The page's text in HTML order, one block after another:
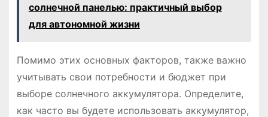
солнечной панелью: практичный выбор
для автономной жизни
Помимо этих основных факторов, также важно
учитывать свои потребности и бюджет при
выборе солнечного аккумулятора․ Определите,
как часто вы будете использовать аккумулятор,